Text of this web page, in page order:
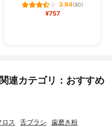
3.94(80)
¥757
連カテゴリ：おすすめ
ロス 舌ブラシ 歯磨き粉